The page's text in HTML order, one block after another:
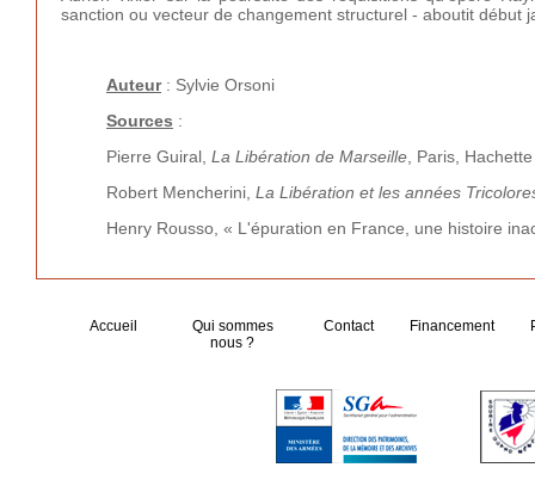
sanction ou vecteur de changement structurel - aboutit début
Auteur: Sylvie Orsoni
Sources :
Pierre Guiral, La Libération de Marseille , Paris,
Robert Mencherini, La Libération et les années
Henry Rousso, « L'épuration en France, une histoire
Accueil
Qui sommes
nous ?
Contact Financement